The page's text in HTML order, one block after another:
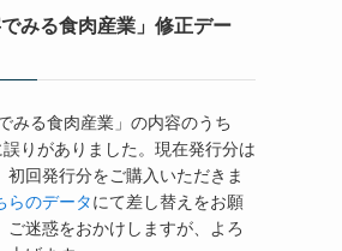
でみる食肉産業」修正デー
みる食肉産業」の内容のうち
りがありました。現在発行分は
初回発行分をご購入いただきま
らのデータにて差し替えをお願
ご迷惑をおかけしますが、よろ